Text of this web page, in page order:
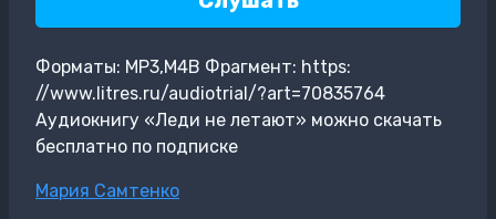
Форматы: MP3,M4B Фрагмент: https:
//www.litres.ru/audiotrial/?art=70835764
Аудиокнигу «Леди не летают» можно скачать
бесплатно по подписке
Метки
Мария Самтенко